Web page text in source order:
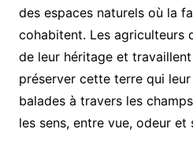
des espaces naturels où la
cohabitent. Les agriculteurs
de leur héritage et
préserver cette terre qui
balades à travers les
les sens, entre vue, odeur et